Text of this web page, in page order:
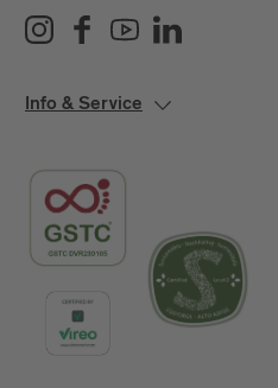
Info & Service